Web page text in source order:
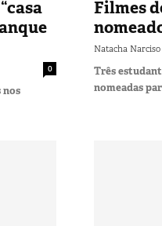
0
nos
Filmes
Natacha Narciso
Três
nomeadas